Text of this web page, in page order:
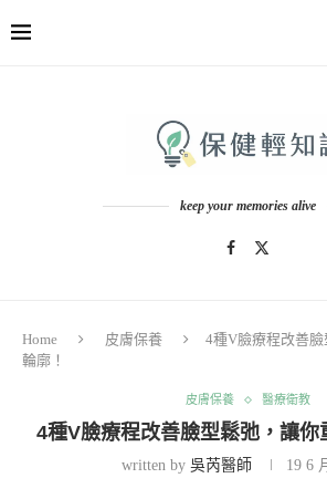
keep your memories alive
Home 皮膚保養
4種V臉療程改善
輪廓！
皮膚保養 醫療衛教
4種V臉療程改善臉型鬆弛，讓你
written by 吳芮醫師 19 6